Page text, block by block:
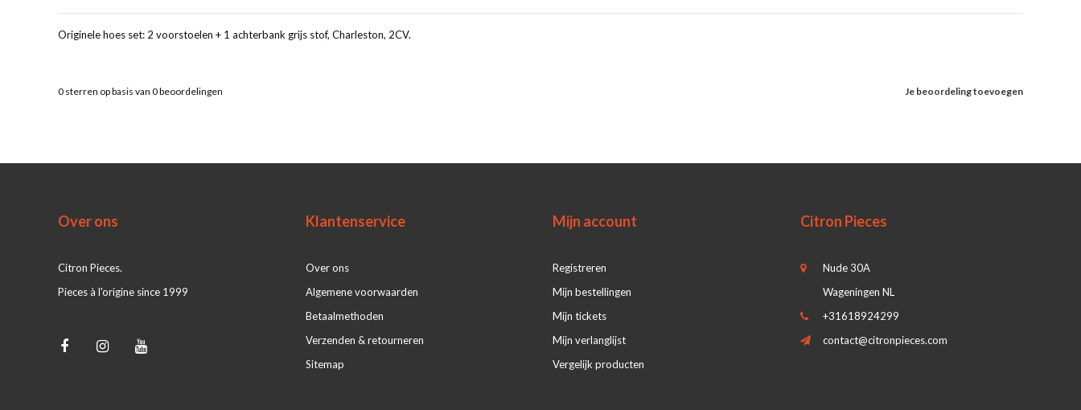
Originele hoes set: 2 voorstoelen + 1 achterbank grijs stof, Charleston, 2CV.
Je beoordeling toevoegen
0 sterren op basis van 0beoordelingen
Over ons
Citron Pieces.
Pieces à l'origine since 1999
Klantenservice
Over ons
Algemene voorwaarden
Betaalmethoden
Verzenden & retourneren
Sitemap
Mijn account
Registreren
Mijn bestellingen
Mijn tickets
Mijn verlanglijst
Vergelijk producten
Citron Pieces
Nude 30A
Wageningen NL
+31618924299
contact@citronpieces.com